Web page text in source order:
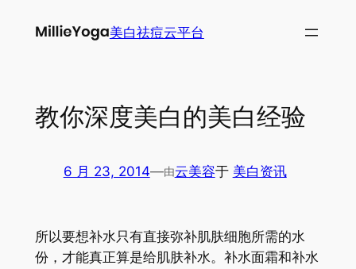
美白祛痘云平台
教你深度美白的美白经验
6 月 23, 2014—由云美容于 美白资讯
所以要想补水只有直接弥补肌肤细胞所需的水
份，才能真正算是给肌肤补水。补水面霜和补水